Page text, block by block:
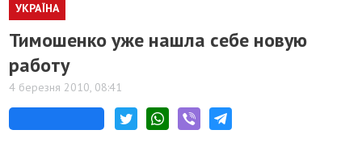
УКРАЇНА
Тимошенко уже нашла себе новую
работу
4 березня 2010, 08:41